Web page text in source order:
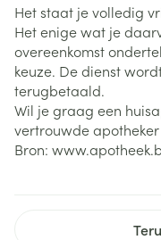
Het staat je volledig
Het enige wat je
overeenkomst
keuze. De dienst
terugbetaald.
Wil je graag een
vertrouwde
Bron: